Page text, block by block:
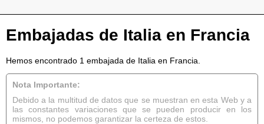
Embajadas de Italia en Francia
Hemos encontrado 1 embajada de Italia en Francia.
Nota Importante:
Debido a la multitud de datos que se muestran en esta Web y a
las constantes variaciones que se pueden producir en los
mismos, no podemos garantizar la certeza de estos.